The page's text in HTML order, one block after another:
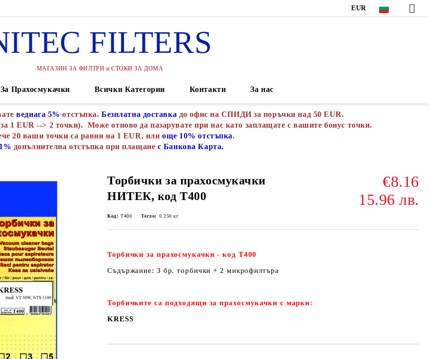
EUR
FILTERS
МАГАЗИН ЗА ФИЛТРИ и СТОКИ ЗА ДОМА
За Прахосмукачки Всички Категории Контакти За нас
веднага 5% отстъпка.Безплатна доставка до офис на СПИДИ за поръчки над 50 EUR.
1 EUR --> 2 точки). Може отново да пазарувате при нас като заплащате с вашите бонус точки.
20 ваши точки са равни на 1 EUR, или още 10% отстъпка.
1% допълнителна отстъпка при плащане с Банкова Карта.
Торбички за прахосмукачки
НИТЕК, код Т400
€8.16
15.96 лв.
Код: Т400 Тегло: 0.250 кг
Торбички за прахосмукачки - код Т400
Съдържание: 3 бр. торбички + 2 микрофилтъра
Торбичките са подходящи за прахосмукачки с марки:
KRESS